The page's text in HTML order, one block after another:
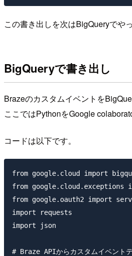
この書き出しを次はBigQueryでや
BigQueryで書き出し
Brazeのカスタムイベントを
ここではPythonをGoogle
コードは以下です。
from google.cloud import
from google.cloud.exceptions
from google.oauth2 import
import requests
import json
# Braze APIからカスタムイベント